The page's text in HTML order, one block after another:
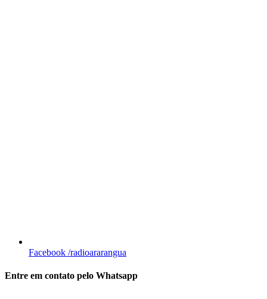
Facebook /radioararangua
Entre em contato pelo Whatsapp